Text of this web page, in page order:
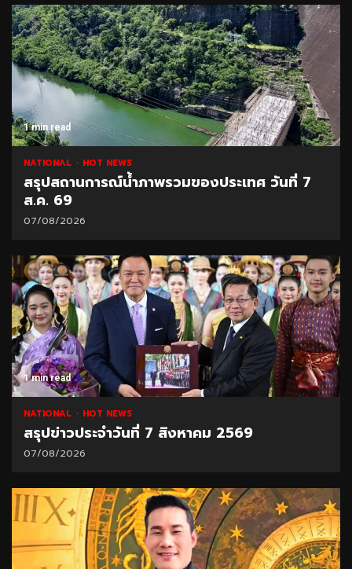
1 min read
NATIONAL HOT NEWS
สรุปสถานการณ์น้ำภาพรวมของประเทศ วันที่ 7
ส.ค. 69
07/08/2026
1 min read
NATIONAL HOT NEWS
สรุปข่าวประจำวันที่ 7 สิงหาคม 2569
07/08/2026